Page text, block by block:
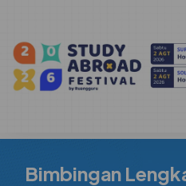
Bimbingan